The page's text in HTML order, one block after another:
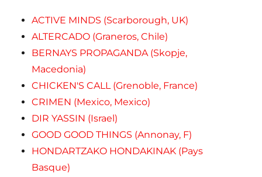
ACTIVE MINDS (Scarborough, UK)
ALTERCADO (Graneros, Chile)
BERNAYS PROPAGANDA (Skopje,
Macedonia)
CHICKEN'S CALL (Grenoble, France)
CRIMEN (Mexico, Mexico)
DIR YASSIN (Israel)
GOOD GOOD THINGS (Annonay, F)
HONDARTZAKO HONDAKINAK (Pays
Basque)